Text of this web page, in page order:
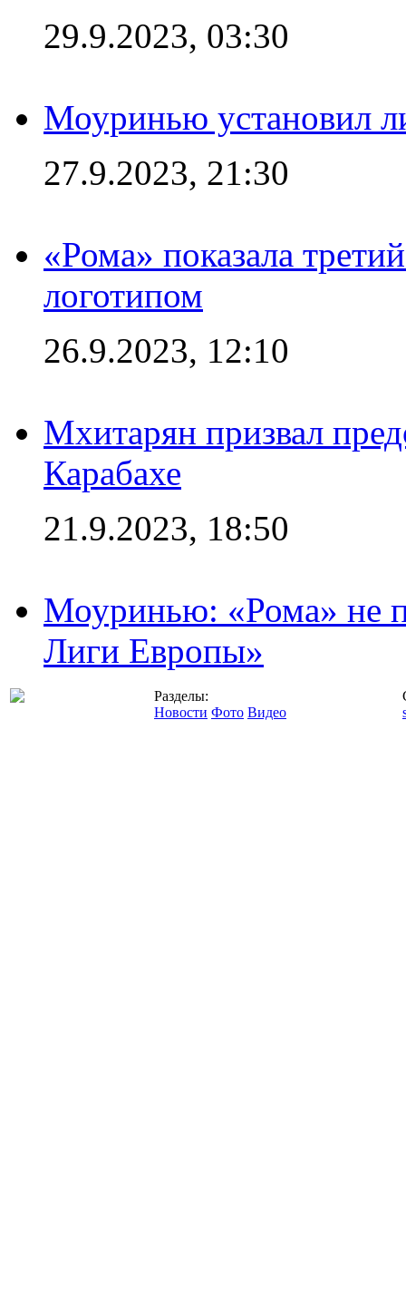
29.9.2023, 03:30
Моуринью установил
27.9.2023, 21:30
«Рома» показала
логотипом
26.9.2023, 12:10
Мхитарян призвал
Карабахе
21.9.2023, 18:50
Моуринью: «Рома» не
Лиги Европы»
Разделы:
Новости Фото Видео